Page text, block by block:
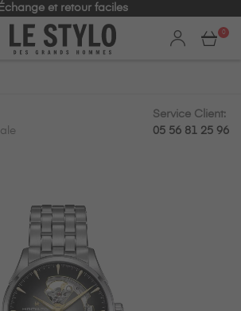
Échange et retour faciles
0
Service Client:
05 56 81 25 96